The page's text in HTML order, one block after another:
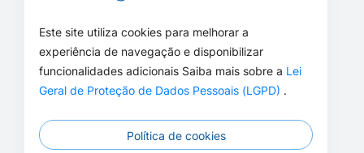
Este site utiliza cookies para melhorar a
experiência de navegação e disponibilizar
funcionalidades adicionais Saiba mais sobre a Lei
Geral de Proteção de Dados Pessoais (LGPD) .
Política de cookies